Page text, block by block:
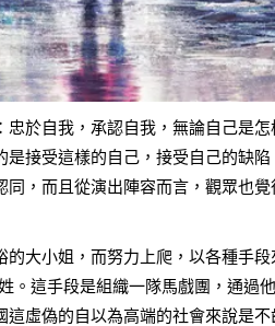
於自我，承認自我，無論自己是
接受這樣的自己，接受自己的缺
，而且從演出陣容而言，觀眾也
大小姐，而努力上爬，以各種手
。這手段是組織一隊馬戲團，通過
虛偽的自以為高端的社會來說是不